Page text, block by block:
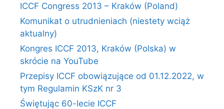
ICCF Congress 2013 – Kraków (Poland)
Komunikat o utrudnieniach (niestety wciąż
aktualny)
Kongres ICCF 2013, Kraków (Polska) w
skrócie na YouTube
Przepisy ICCF obowiązujące od 01.12.2022, w
tym Regulamin KSzK nr 3
Świętując 60-lecie ICCF